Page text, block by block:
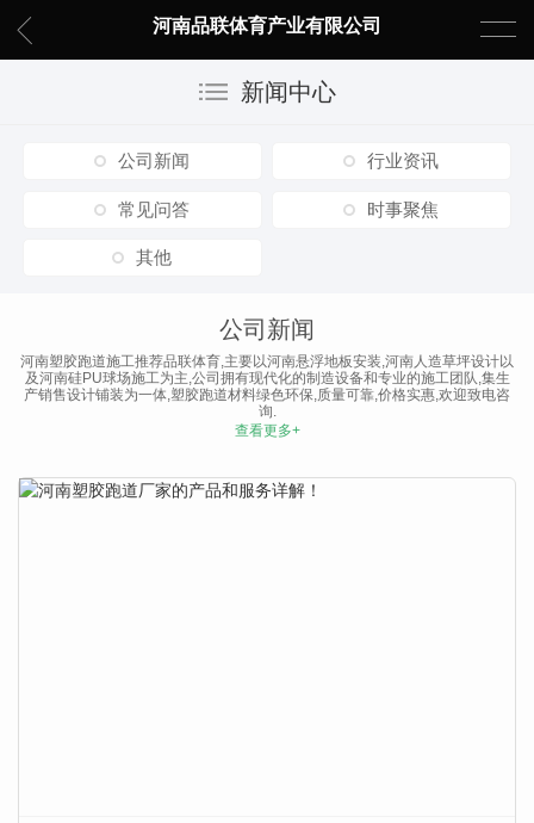
河南品联体育产业有限公司
新闻中心
公司新闻 行业资讯
常见问答 时事聚焦
其他
公司新闻
河南塑胶跑道施工推荐品联体育,主要以河南悬浮地板安装,河南人造草坪设计以
及河南硅PU球场施工为主,公司拥有现代化的制造设备和专业的施工团队,集生
产销售设计铺装为一体,塑胶跑道材料绿色环保,质量可靠,价格实惠,欢迎致电咨
询.
查看更多+